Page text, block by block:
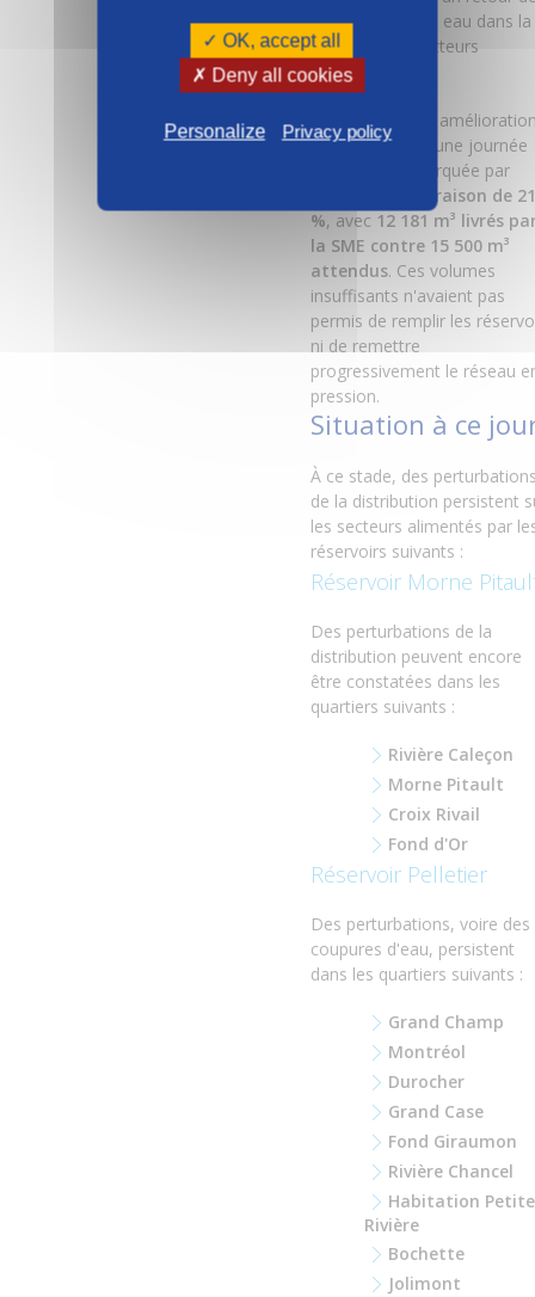
l'alimentation en eau dans la
majorité des secteurs
concernés.
Toutefois, cette
intervient après une journée
marquée par
déficit de livraison de 21
%, avec 12 181 m³ livrés
la SME contre 15 500 m³
attendus. Ces volumes
insuffisants n'avaient pas
permis de remplir les
ni de remettre
progressivement le réseau
pression.
Situation à ce
À ce stade, des
de la distribution persistent
les secteurs alimentés par
réservoirs suivants :
Réservoir Morne
Des perturbations de la
distribution peuvent encore
être constatées dans les
quartiers suivants :
Rivière Caleçon
Morne Pitault
Croix Rivail
Fond d'Or
Réservoir Pelletier
Des perturbations, voire des
coupures d'eau, persistent
dans les quartiers suivants :
Grand Champ
Montréol
Durocher
Grand Case
Fond Giraumon
Rivière Chancel
Habitation Petite
Rivière
Bochette
Jolimont
✓ OK, accept all
✗ Deny all cookies
Personalize Privacy policy